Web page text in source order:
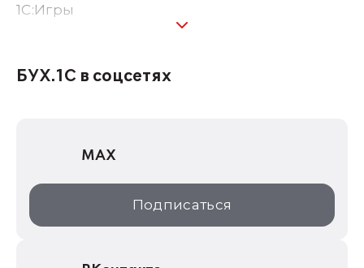
1C:Игры
1С:Консалтинг
1С:Дистрибьюция
1С:Образование
ИТС.1C.ru
БУХ.1С в соцсетях
MAX
Подписаться